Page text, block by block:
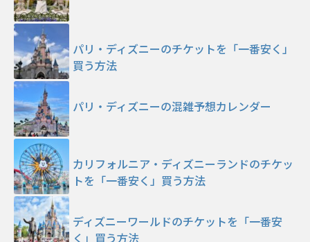
パリ・ディズニーのチケットを「一番安く」
買う方法
パリ・ディズニーの混雑予想カレンダー
カリフォルニア・ディズニーランドのチケッ
トを「一番安く」買う方法
ディズニーワールドのチケットを「一番安
く」買う方法